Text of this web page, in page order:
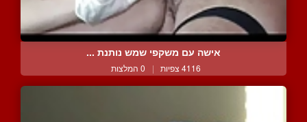
אישה עם משקפי שמש נותנת ...
4116 צפיות | 0 המלצות